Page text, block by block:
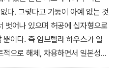
올로기의 산물이다.” - 44쪽
는 건축가의 내적 의지가 오롯이
. 그럼에도 불구하고, 클라이언
다. 그렇다고 기둥이 아예 없는 것
벗어나 있으며 허공에 십자형으로
이다. 즉 엄브렐라 하우스가 일
으로 해체, 차용하면서 일본성을
주택’은 일상에서 느낀 감정을 콘